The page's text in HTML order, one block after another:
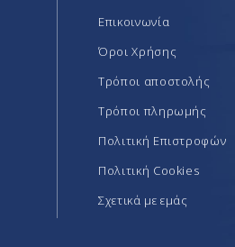
Επικοινωνία
Όροι Χρήσης
Τρόποι αποστολής
Τρόποι πληρωμής
Πολιτική Επιστροφών
Πολιτική Cookies
Σχετικά με εμάς